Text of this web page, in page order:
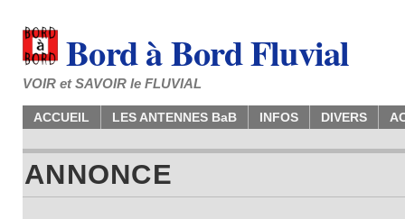
Bord à Bord Fluvial
VOIR et SAVOIR le FLUVIAL
ACCUEIL LES ANTENNES BaB INFOS DIVERS
ANNONCE